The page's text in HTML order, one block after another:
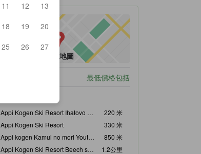
11 12
13
18 19
20
25 26
27
查看地圖
最低價格包括
Appi Kogen Ski Resort Ihatovo Nature School
220 米
Appi Kogen Ski Resort
330 米
Appi kogen Kamui no mori Youth Hostel
850 米
Appi Kogen Ski Resort Beech secondary forest
1.2公里